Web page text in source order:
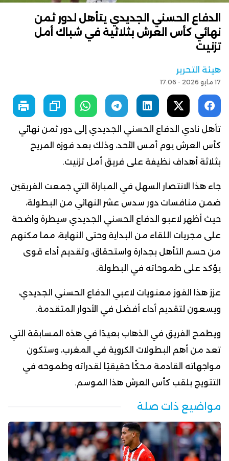
الدفاع الحسني الجديدي يتأهل لدور ثمن
نهائي كأس العرش بثلاثية في شباك أمل
تزنيت
هيئة التحرير
17 مايو 2026 - 17:06
تأهل نادي الدفاع الحسني الجديدي إلى دور ثمن نهائي
كأس العرش يوم أمس الأحد، وذلك بعد فوزه المريح
بثلاثة أهداف نظيفة على فريق أمل تزنيت.
جاء هذا الانتصار السهل في المباراة التي جمعت الفريقين
ضمن منافسات دور سدس عشر النهائي من البطولة،
حيث أظهر لاعبو الدفاع الحسني الجديدي سيطرة واضحة
على مجريات اللقاء من البداية وحتى النهاية، مما مكنهم
من حسم التأهل بجدارة واستحقاق، وتقديم أداء قوى
يؤكد على طموحاته في البطولة.
عزز هذا الفوز معنويات لاعبي الدفاع الحسني الجديدي،
ويسعون لتقديم أداء أفضل في الأدوار المتقدمة.
ويطمح الفريق في الذهاب بعيدًا في هذه المسابقة التي
تعد من أهم البطولات الكروية في المغرب، وستكون
مواجهاته القادمة محكًا حقيقيًا لقدراته وطموحه في
التتويج بلقب كأس العرش هذا الموسم.
مواضيع ذات صلة